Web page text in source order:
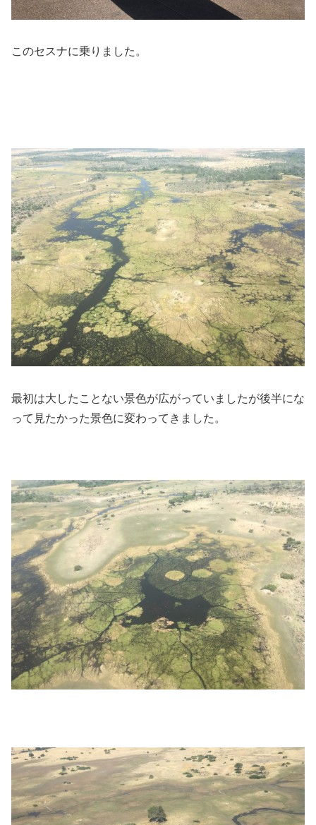
このセスナに乗りました。
最初は大したことない景色が広がっていましたが後半にな
って見たかった景色に変わってきました。